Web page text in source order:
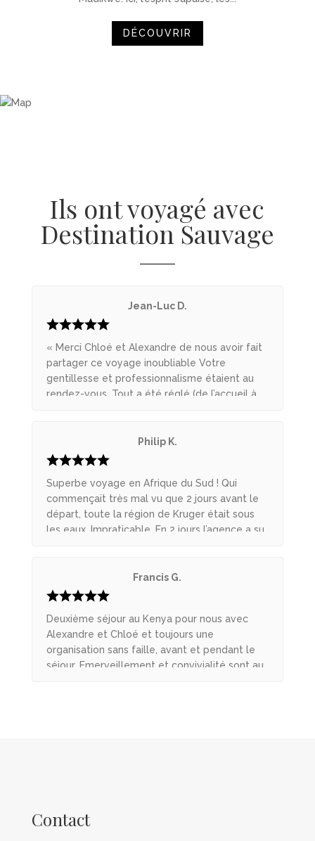
DÉCOUVRIR
Ils ont voyagé avec
Destination Sauvage
Jean-Luc D.
« Merci Chloé et Alexandre de nous avoir fait
partager ce voyage inoubliable Votre
gentillesse et professionnalisme étaient au
rendez-vous. Tout a été réglé (de l’accueil à
le début. Encore Merci de nous avoir fait vivre
cette belle expérience. À bientôt pour une
Philip K.
Superbe voyage en Afrique du Sud ! Qui
commençait très mal vu que 2 jours avant le
départ, toute la région de Kruger était sous
les eaux. Impraticable. En 2 jours l’agence a su
pour la réactivité ! Tout le reste du safari a
été à cette hauteur: réactivité, sympathique
recommander. En plus nous étions dans le
cadre d’un stage photo, accompagné par
Alexandre, photographe animalier.
Francis G.
Deuxième séjour au Kenya pour nous avec
Alexandre et Chloé et toujours une
organisation sans faille, avant et pendant le
séjour. Emerveillement et convivialité sont au
Contact